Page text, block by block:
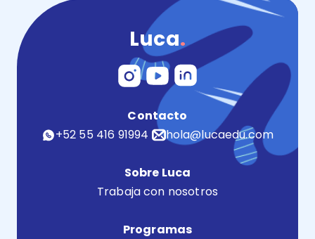
Luca.
Contacto
+52 55 416 91994
hola@lucaedu.com
Sobre Luca
Trabaja con nosotros
Programas